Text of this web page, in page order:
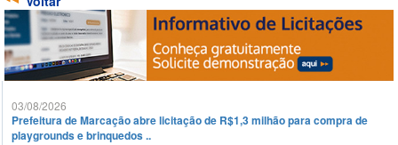
03/08/2026
Prefeitura de Marcação abre licitação de R$1,3 milhão para compra de
playgrounds e brinquedos ..